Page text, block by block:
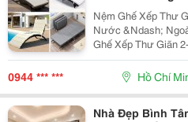
Nệm Ghế Xếp Thư
Nước &Ndash; Ngoài
Ghế Xếp Thư Giãn
Nhiều Mẫu, Kích
Hợp Nhu Cầu Lựa
Bền Đẹp,...
0944 *** *** Hồ Chí
Nhà Đẹp Bình